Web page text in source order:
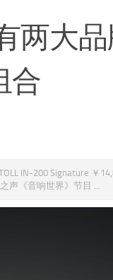
两大
合
IN-200 Signature ￥
声《音响世界》节目 ...